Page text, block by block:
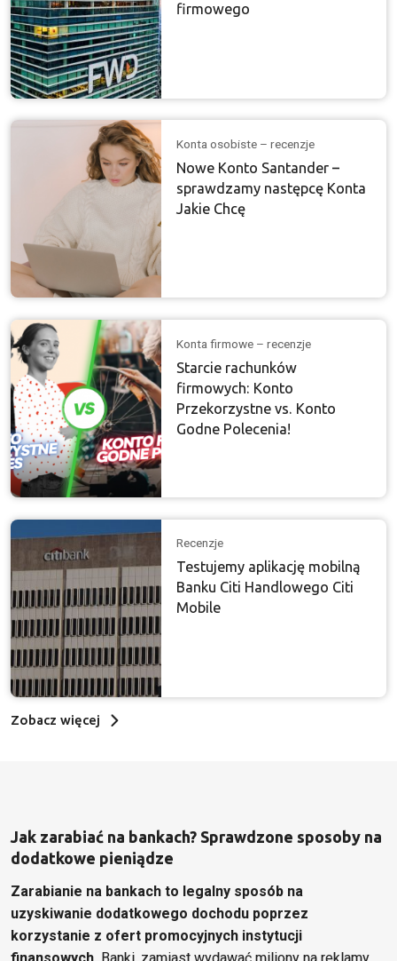
firmowego
Konta osobiste – recenzje
Nowe Konto Santander –
sprawdzamy następcę Konta
Jakie Chcę
Konta firmowe – recenzje
Starcie rachunków
firmowych: Konto
Przekorzystne vs. Konto
Godne Polecenia!
Recenzje
Testujemy aplikację mobilną
Banku Citi Handlowego Citi
Mobile
Zobacz więcej
Jak zarabiać na bankach? Sprawdzone sposoby na
dodatkowe pieniądze
Zarabianie na bankach to legalny sposób na
uzyskiwanie dodatkowego dochodu poprzez
korzystanie z ofert promocyjnych instytucji